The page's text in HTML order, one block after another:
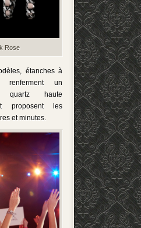
Rose
étanches à
renferment un
quartz haute
proposent les
et minutes.